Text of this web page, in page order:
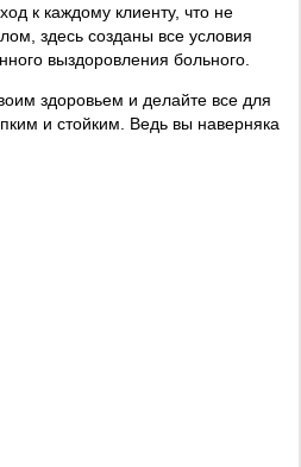
к каждому клиенту, что не
здесь созданы все условия
выздоровления больного.
здоровьем и делайте все для
и стойким. Ведь вы наверняка